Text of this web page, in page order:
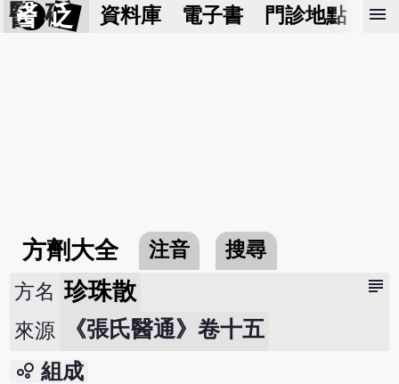
醫 砭 資料庫 電子書 門診地點 預
menu
方劑大全 注音 搜尋
subject
方名 珍珠散
來源 《張氏醫通》卷十五
bubble_chart 組成